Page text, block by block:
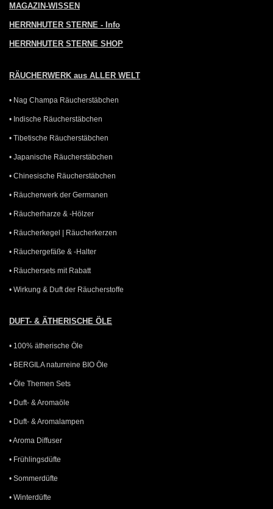
MAGAZIN-WISSEN
HERRNHUTER STERNE - Info
HERRNHUTER STERNE SHOP
RÄUCHERWERK aus ALLER WELT
• Nag Champa Räucherstäbchen
• Indische Räucherstäbchen
• Tibetische Räucherstäbchen
• Japanische Räucherstäbchen
• Chinesische Räucherstäbchen
• Räucherwerk der Germanen
• Räucherharze & -Hölzer
• Räucherkegel | Räucherkerzen
• Räuchergefäße & -Halter
• Räuchersets mit Rabatt
• Wirkung & Duft der Räucherstoffe
DUFT- & ÄTHERISCHE ÖLE
• 100% ätherische Öle
• BERGILA naturreine BIO Öle
• Öle Themen Sets
• Duft- & Aromaöle
• Duft- & Aromalampen
• Aroma Diffuser
• Frühlingsdüfte
• Sommerdüfte
• Winterdüfte